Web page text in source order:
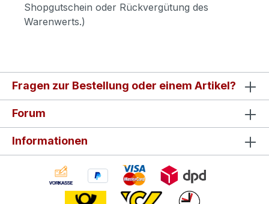
Shopgutschein oder Rückvergütung des
Warenwerts.)
Fragen zur Bestellung oder einem Artikel?
Forum
Informationen